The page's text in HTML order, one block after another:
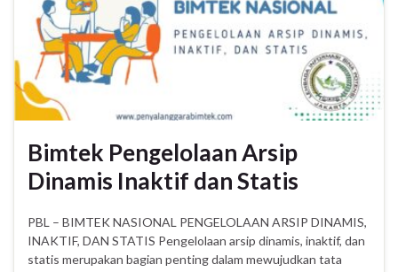
Bimtek Pengelolaan Arsip
Dinamis Inaktif dan Statis
PBL – BIMTEK NASIONAL PENGELOLAAN ARSIP DINAMIS,
INAKTIF, DAN STATIS Pengelolaan arsip dinamis, inaktif, dan
statis merupakan bagian penting dalam mewujudkan tata